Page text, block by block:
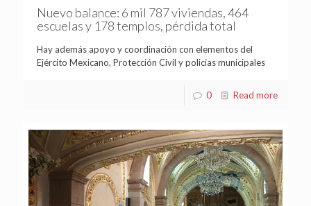
Nuevo balance: 6 mil 787 viviendas, 464
escuelas y 178 templos, pérdida total
Hay además apoyo y coordinación con elementos del
Ejército Mexicano, Protección Civil y policias municipales
0 Read more